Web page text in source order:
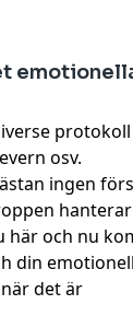
osv.
ingen
här och nu
din
det är